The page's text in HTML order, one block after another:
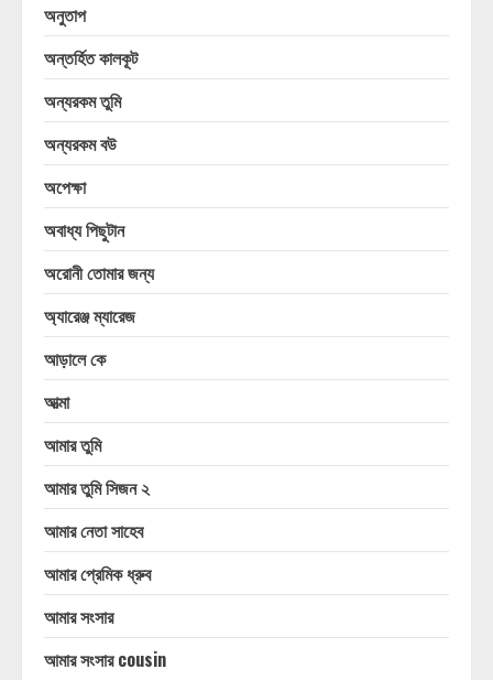
অনুতাপ
অন্তর্হিত কালকূট
অন্যরকম তুমি
অন্যরকম বউ
অপেক্ষা
অবাধ্য পিছুটান
অরোনী তোমার জন্য
অ্যারেঞ্জ ম্যারেজ
আড়ালে কে
আত্মা
আমার তুমি
আমার তুমি সিজন ২
আমার নেতা সাহেব
আমার প্রেমিক ধ্রুব
আমার সংসার
আমার সংসার cousin